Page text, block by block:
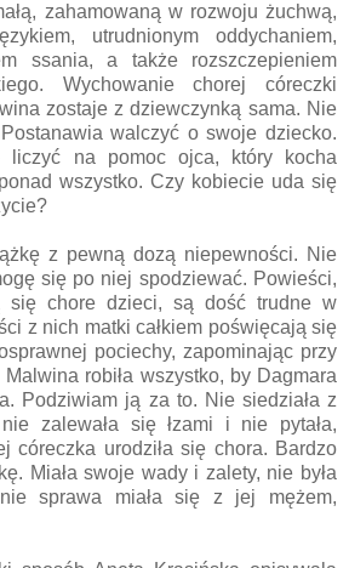
zahamowaną w rozwoju żuchwą,
utrudnionym oddychaniem,
ssania, a także rozszczepieniem
Wychowanie chorej córeczki
zostaje z dziewczynką sama. Nie
walczyć o swoje dziecko.
liczyć na pomoc ojca, który kocha
wszystko. Czy kobiecie uda się
z pewną dozą niepewności. Nie
się po niej spodziewać. Powieści,
się chore dzieci, są dość trudne w
z nich matki całkiem poświęcają się
pociechy, zapominając przy
robiła wszystko, by Dagmara
Podziwiam ją za to. Nie siedziała z
zalewała się łzami i nie pytała,
córeczka urodziła się chora. Bardzo
Miała swoje wady i zalety, nie była
sprawa miała się z jej mężem,